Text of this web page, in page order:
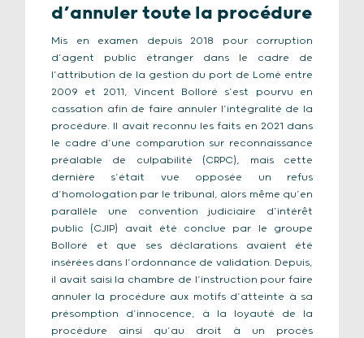
d’annuler toute la procédure
Mis en examen depuis 2018 pour corruption
d’agent public étranger dans le cadre de
l’attribution de la gestion du port de Lomé entre
2009 et 2011, Vincent Bolloré s’est pourvu en
cassation afin de faire annuler l’intégralité de la
procédure. Il avait reconnu les faits en 2021 dans
le cadre d’une comparution sur reconnaissance
préalable de culpabilité (CRPC), mais cette
dernière s’était vue opposée un refus
d’homologation par le tribunal, alors même qu’en
parallèle une convention judiciaire d’intérêt
public (CJIP) avait été conclue par le groupe
Bolloré et que ses déclarations avaient été
insérées dans l’ordonnance de validation. Depuis,
il avait saisi la chambre de l’instruction pour faire
annuler la procédure aux motifs d’atteinte à sa
présomption d’innocence, à la loyauté de la
procédure ainsi qu’au droit à un procès